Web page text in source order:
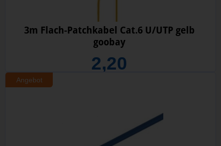
3m Flach-Patchkabel Cat.6 U/UTP gelb
goobay
2,20
Angebot